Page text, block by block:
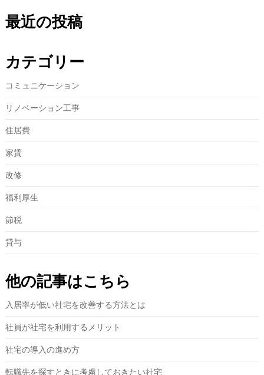
最近の投稿
カテゴリー
コミュニケーション
リノベーション工事
住居費
家賃
改修
福利厚生
節税
貸与
他の記事はこちら
入居率が低い社宅を改善する方法とは
社員が社宅を利用するメリット
社宅の導入の進め方
転職先を探すときに考慮しておきたい社宅